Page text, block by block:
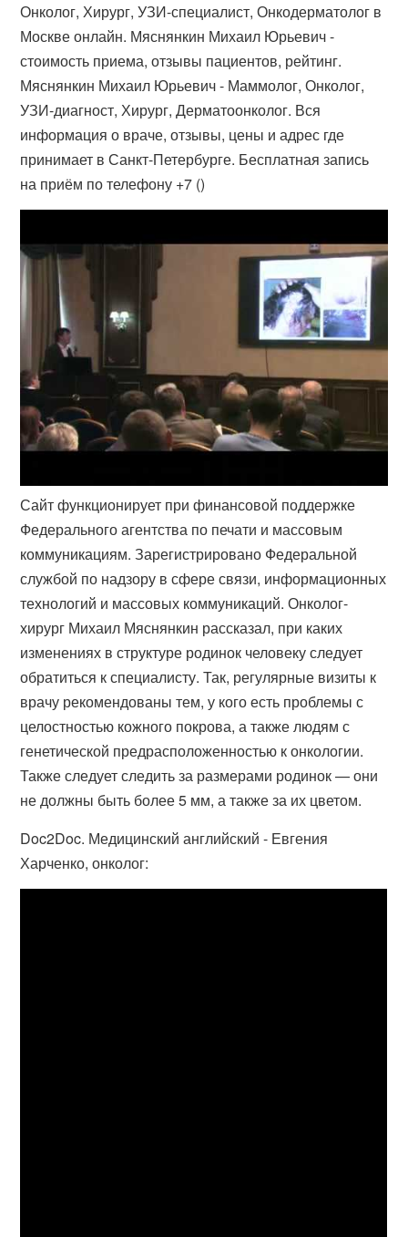
Онколог, Хирург, УЗИ-специалист, Онкодерматолог в
Москве онлайн. Мяснянкин Михаил Юрьевич -
стоимость приема, отзывы пациентов, рейтинг.
Мяснянкин Михаил Юрьевич - Маммолог, Онколог,
УЗИ-диагност, Хирург, Дерматоонколог. Вся
информация о враче, отзывы, цены и адрес где
принимает в Санкт-Петербурге. Бесплатная запись
на приём по телефону +7 ()
Сайт функционирует при финансовой поддержке
Федерального агентства по печати и массовым
коммуникациям. Зарегистрировано Федеральной
службой по надзору в сфере связи, информационных
технологий и массовых коммуникаций. Онколог-
хирург Михаил Мяснянкин рассказал, при каких
изменениях в структуре родинок человеку следует
обратиться к специалисту. Так, регулярные визиты к
врачу рекомендованы тем, у кого есть проблемы с
целостностью кожного покрова, а также людям с
генетической предрасположенностью к онкологии.
Также следует следить за размерами родинок — они
не должны быть более 5 мм, а также за их цветом.
Doc2Doc. Медицинский английский - Евгения
Харченко, онколог: